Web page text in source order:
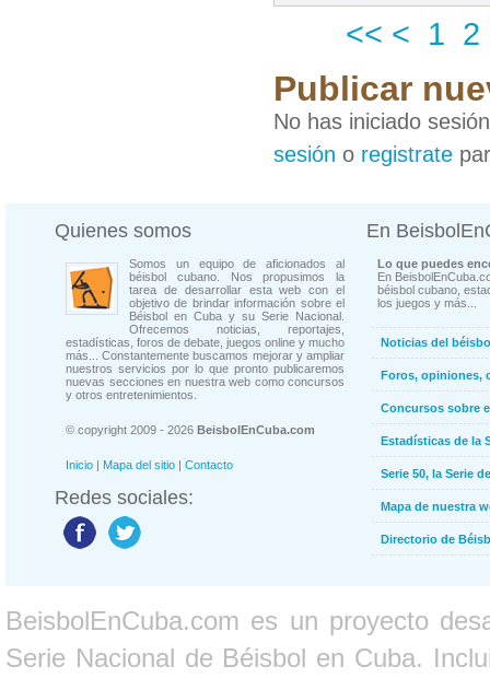
<< < 1 2
Publicar
No has iniciado
sesión o registrate
Quienes somos
Somos un equipo de aficionados al
béisbol cubano. Nos propusimos la
tarea de desarrollar esta web con el
objetivo de brindar información sobre el
Béisbol en Cuba y su Serie Nacional.
Ofrecemos noticias, reportajes,
estadísticas, foros de debate, juegos online y mucho
más... Constantemente buscamos mejorar y ampliar
nuestros servicios por lo que pronto publicaremos
nuevas secciones en nuestra web como concursos
y otros entretenimientos.
© copyright 2009 - 2026 BeisbolEnCuba.com
Inicio | Mapa del sitio | Contacto
Redes sociales:
En
Lo que puedes
En
béisbol cubano,
los juegos y más...
Noticias del
Foros, opiniones,
Concursos sobre
Estadísticas de la
Serie 50, la Serie
Mapa de nuestra
Directorio de
BeisbolEnCuba.com es un proyecto
Serie Nacional de Béisbol en Cuba.